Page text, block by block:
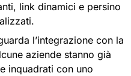
link dinamici e persino
l’integrazione con la
aziende stanno già
inquadrati con uno